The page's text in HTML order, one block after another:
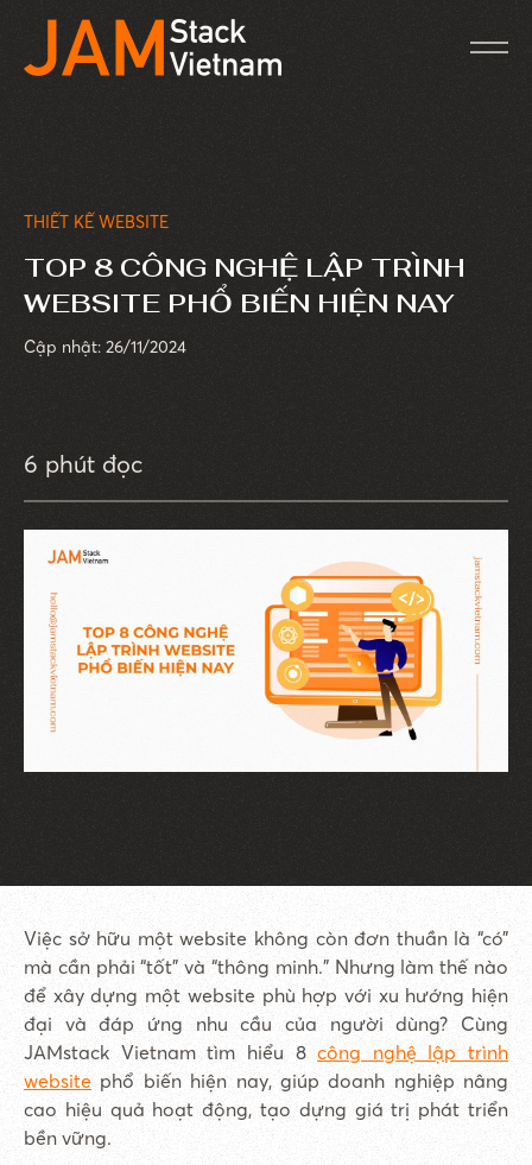
THIẾT KẾ WEBSITE
TOP 8 CÔNG NGHỆ LẬP TRÌNH
WEBSITE PHỔ BIẾN HIỆN NAY
Cập nhật: 26/11/2024
6 phút đọc
Việc sở hữu một website không còn đơn thuần là “có”
mà cần phải “tốt” và “thông minh.” Nhưng làm thế nào
để xây dựng một website phù hợp với xu hướng hiện
đại và đáp ứng nhu cầu của người dùng? Cùng
JAMstack Vietnam tìm hiểu 8công nghệ lập trình
website phổ biến hiện nay, giúp doanh nghiệp nâng
cao hiệu quả hoạt động, tạo dựng giá trị phát triển
bền vững.